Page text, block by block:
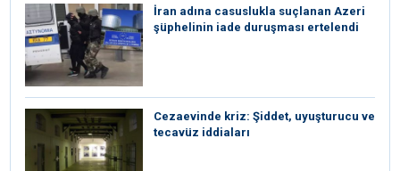
İran adına casuslukla suçlanan Azeri
şüphelinin iade duruşması ertelendi
Cezaevinde kriz: Şiddet, uyuşturucu ve
tecavüz iddiaları